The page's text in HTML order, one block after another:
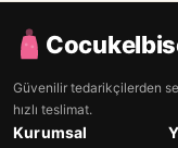
Güvenilir tedarikçilerden
hızlı teslimat.
Kurumsal